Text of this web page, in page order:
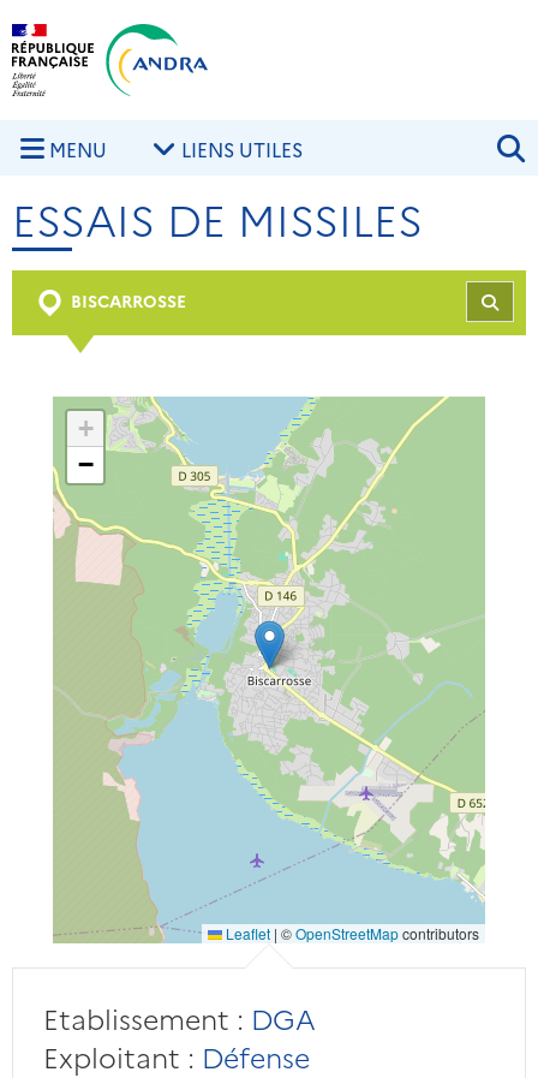
Aller au contenu principal
MENU LIENS UTILES
ESSAIS DE MISSILES
BISCARROSSE
+
−
Leaflet | ©OpenStreetMapcontributors
Etablissement : DGA
Exploitant : Défense